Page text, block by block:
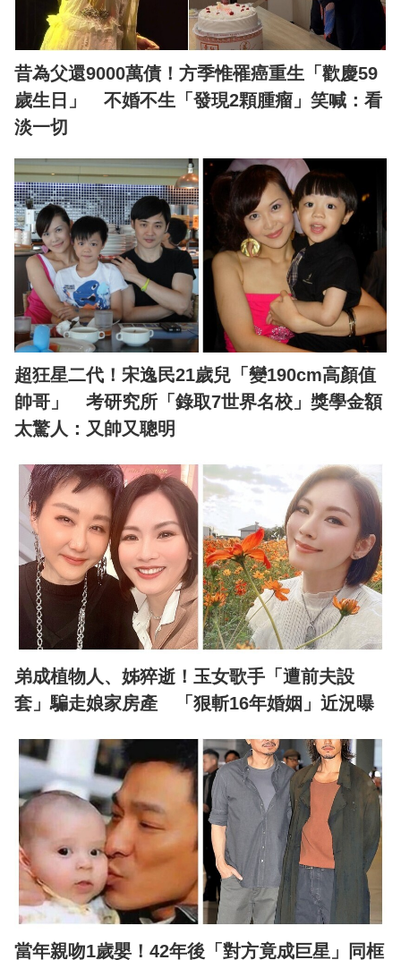
昔為父還9000萬債！方季惟罹癌重生「歡慶59
歲生日」 不婚不生「發現2顆腫瘤」笑喊：看
淡一切
超狂星二代！宋逸民21歲兒「變190cm高顏值
帥哥」 考研究所「錄取7世界名校」獎學金額
太驚人：又帥又聰明
弟成植物人、姊猝逝！玉女歌手「遭前夫設
套」騙走娘家房產 「狠斬16年婚姻」近況曝
當年親吻1歲嬰！42年後「對方竟成巨星」同框